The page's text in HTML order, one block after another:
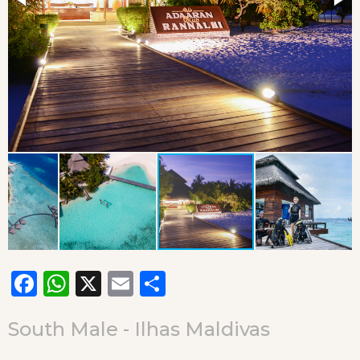
Facebook
WhatsApp
X Email
South Male - Ilhas Maldivas